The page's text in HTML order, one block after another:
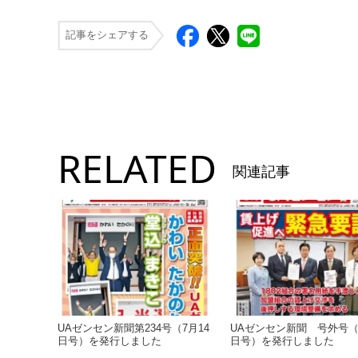
記事をシェアする
RELATED 関連記事
UAゼンセン新聞第234号（7月14
日号）を発行しました
UAゼンセン新聞 号外号
日号）を発行しました